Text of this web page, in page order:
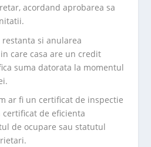
acordand aprobarea sa
si anularea
care casa are un credit
suma datorata la momentul
ar fi un certificat de inspectie
de eficienta
de ocupare sau statutul